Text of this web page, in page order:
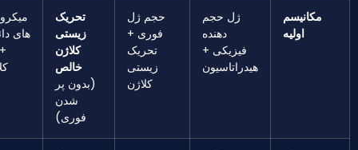
مکانیسم
ژل حجم
فیزیکی +
هیدراتاسیون
حجم ژل
فوری +
زیستی
(بدون پر
میکروکره
های دائمی